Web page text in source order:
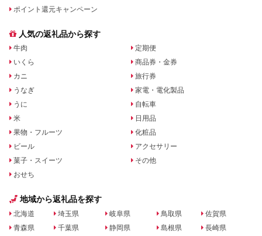
ポイント還元キャンペーン
人気の返礼品から探す
牛肉
いくら
カニ
うなぎ
うに
米
果物・フルーツ
ビール
菓子・スイーツ
おせち
定期便
商品券・金券
旅行券
家電・電化製品
自転車
日用品
化粧品
アクセサリー
その他
地域から返礼品を探す
北海道
青森県
埼玉県
千葉県
岐阜県
静岡県
鳥取県
島根県
佐賀県
長崎県